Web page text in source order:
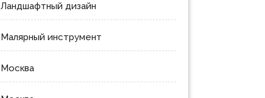
Ландшафтный дизайн
Малярный инструмент
Москва